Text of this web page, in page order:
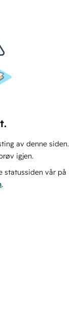
av denne siden.
igjen.
statussiden vår på
.